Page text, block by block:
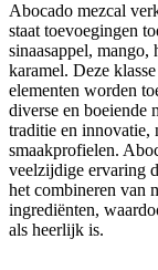
Abocado mezcal
staat toevoegingen
sinaasappel,
karamel. Deze
elementen worden
diverse en boeiende
traditie en innovatie,
smaakprofielen.
veelzijdige ervaring
het combineren van
ingrediënten,
als heerlijk is.